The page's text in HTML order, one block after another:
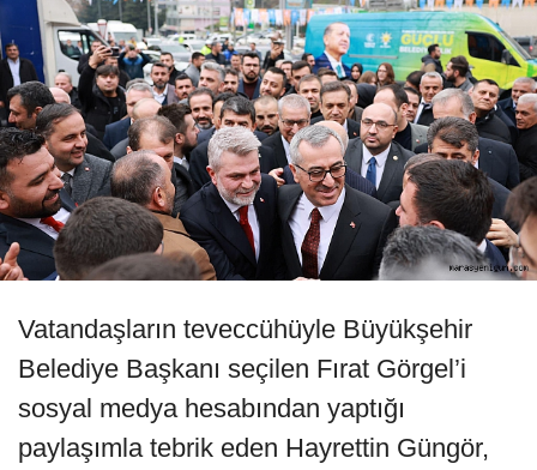
Vatandaşların teveccühüyle Büyükşehir
Belediye Başkanı seçilen Fırat Görgel’i
sosyal medya hesabından yaptığı
paylaşımla tebrik eden Hayrettin Güngör,